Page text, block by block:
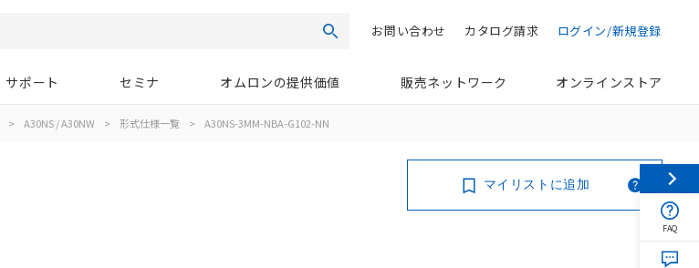
検索 ログイン/新規登録
カタログ請求
お問い合わせ
サポート セミナ オムロンの提供価値 販売ネットワーク オンラインストア
> A30NS / A30NW > 形式仕様一覧 > A30NS-3MM-NBA-G102-NN
マイリストに追加
FAQ